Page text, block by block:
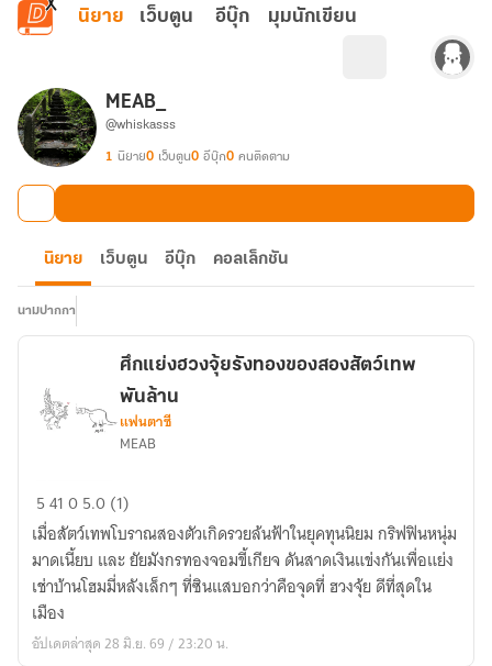
ข้ามไปยังเนื้อหาหลัก
นิยาย เว็บตูน อีบุ๊ก มุมนักเขียน
MEAB_
@whiskasss
1 นิยาย0 เว็บตูน0 อีบุ๊ก0 คนติดตาม
นิยาย เว็บตูน อีบุ๊ก คอลเล็กชัน
นามปากกา
ศึก
แย่ง
ฮ
วง
จุ้ย
รัง
ทอง
ศึกแย่งฮวงจุ้ยรังทองของสองสัตว์เทพ
พันล้าน
แฟนตาซี
MEAB
54105.0 (1)
เมื่อสัตว์เทพโบราณสองตัวเกิดรวยล้นฟ้าในยุคทุนนิยม กริฟฟินหนุ่ม
มาดเนี้ยบ และ ยัยมังกรทองจอมขี้เกียจ ดันสาดเงินแข่งกันเพื่อแย่ง
เช่าบ้านโฮมมี่หลังเล็กๆ ที่ซินแสบอกว่าคือจุดที่ ฮวงจุ้ย ดีที่สุดใน
เมือง
อัปเดตล่าสุด 28 มิ.ย. 69 / 23:20 น.